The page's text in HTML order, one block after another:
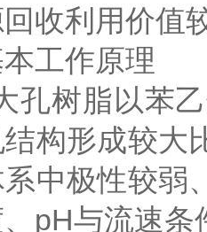
收利用价值
工作原理
树脂以苯乙
构形成较大
中极性较弱
pH与流速